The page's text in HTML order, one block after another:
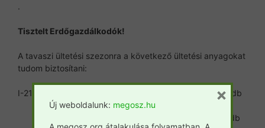
.
Tisztelt Erdőgazdálkodók!
A tavaszi ültetési szezonra a következő ültetési anyagokat
tudom biztosítani:
I-214 NNy GYD A 15.000 db
GYD B 5.000 db
Új weboldalunk: megosz.hu
×